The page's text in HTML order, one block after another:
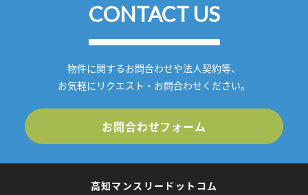
CONTACT US
物件に関するお問合わせや法人契約等、
お気軽にリクエスト・お問合わせください。
お問合わせフォーム
高知マンスリードットコム